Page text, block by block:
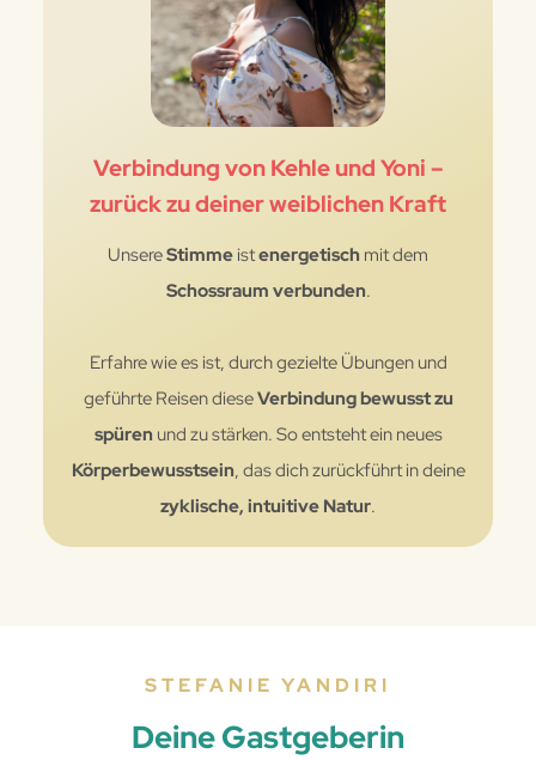
Verbindung von Kehle und Yoni –
zurück zu deiner weiblichen Kraft
UnsereStimme istenergetisch mit dem
Schossraum verbunden.
Erfahre wie es ist, durch gezielte Übungen und
geführte Reisen dieseVerbindung bewusst zu
spüren und zu stärken. So entsteht ein neues
Körperbewusstsein, das dich zurückführt in deine
zyklische, intuitive Natur.
STEFANIE YANDIRI
Deine Gastgeberin